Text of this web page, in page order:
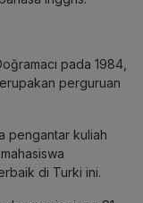
pada 1984,
perguruan
pengantar kuliah
di Turki ini.